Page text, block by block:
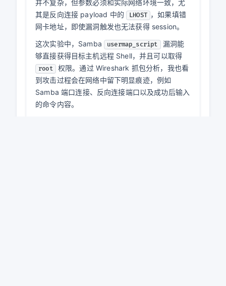
块失败。
Metasploit 提示无法连接 6200/TCP 后门端
口。
问题3解决方案：
使用 nmap -sV -p 21,6200
192.168.200.130 检查后发现，靶机 FTP 服
务是 ProFTPD 1.3.1 ，不是 vsftpd
2.3.4 ，因此该模块不适用于当前靶机。最后
改用已经验证成功的 Samba